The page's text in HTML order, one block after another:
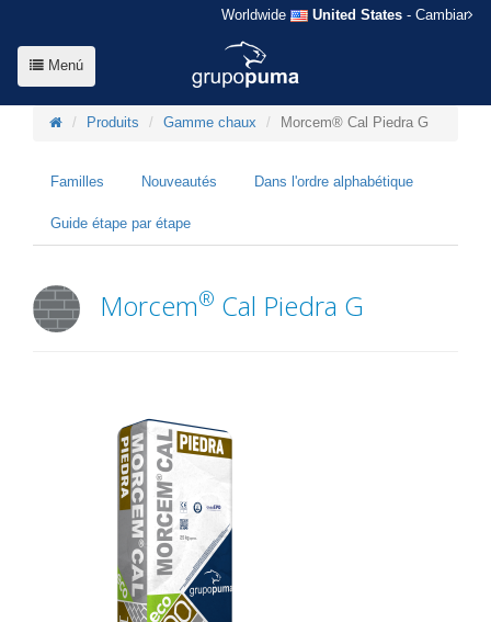
Worldwide United States - Cambiar
Menú
Produits Gamme chaux Morcem® Cal Piedra G
Familles Nouveautés Dans l'ordre alphabétique
Guide étape par étape
Morcem® Cal Piedra G